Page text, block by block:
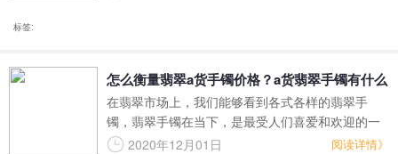
标签:
怎么衡量翡翠a货手镯价格？a货翡翠手镯有什么
特点？
在翡翠市场上，我们能够看到各式各样的翡翠手
镯，翡翠手镯在当下，是最受人们喜爱和欢迎的一
种翡翠制品，我们只要在大街上，就能看到无数佩
2020年12月01日 阅读详情》